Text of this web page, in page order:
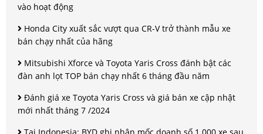
vào hoạt động
Honda City xuất sắc vượt qua CR-V trở thành mẫu xe
bán chạy nhất của hãng
Mitsubishi Xforce và Toyota Yaris Cross đánh bật các
đàn anh lọt TOP bán chạy nhất 6 tháng đầu năm
Đánh giá xe Toyota Yaris Cross và giá bán xe cập nhật
mới nhất tháng 7 /2024
Tại Indonesia: BYD ghi nhận mốc doanh số 1.000 xe sau